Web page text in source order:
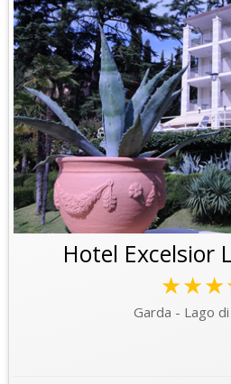
Hotel Excelsior
Garda - Lago